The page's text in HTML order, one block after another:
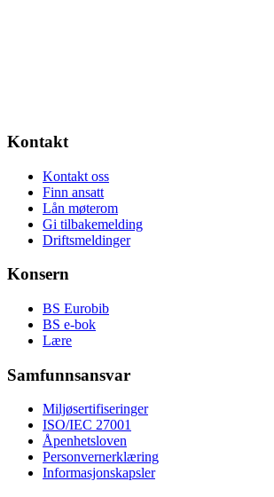
Kontakt
Kontakt oss
Finn ansatt
Lån møterom
Gi tilbakemelding
Driftsmeldinger
Konsern
BS Eurobib
BS e-bok
Lære
Samfunnsansvar
Miljøsertifiseringer
ISO/IEC 27001
Åpenhetsloven
Personvernerklæring
Informasjonskapsler